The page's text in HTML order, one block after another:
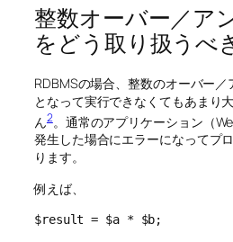
整数オーバー／ア
をどう取り扱うべ
RDBMSの場合、整数のオーバー
となって実行できなくてもあまり
ん2。通常のアプリケーション（
発生した場合にエラーになってプ
ります。
例えば、
$result = $a * $b;